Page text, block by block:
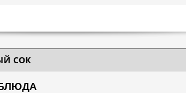
СОК